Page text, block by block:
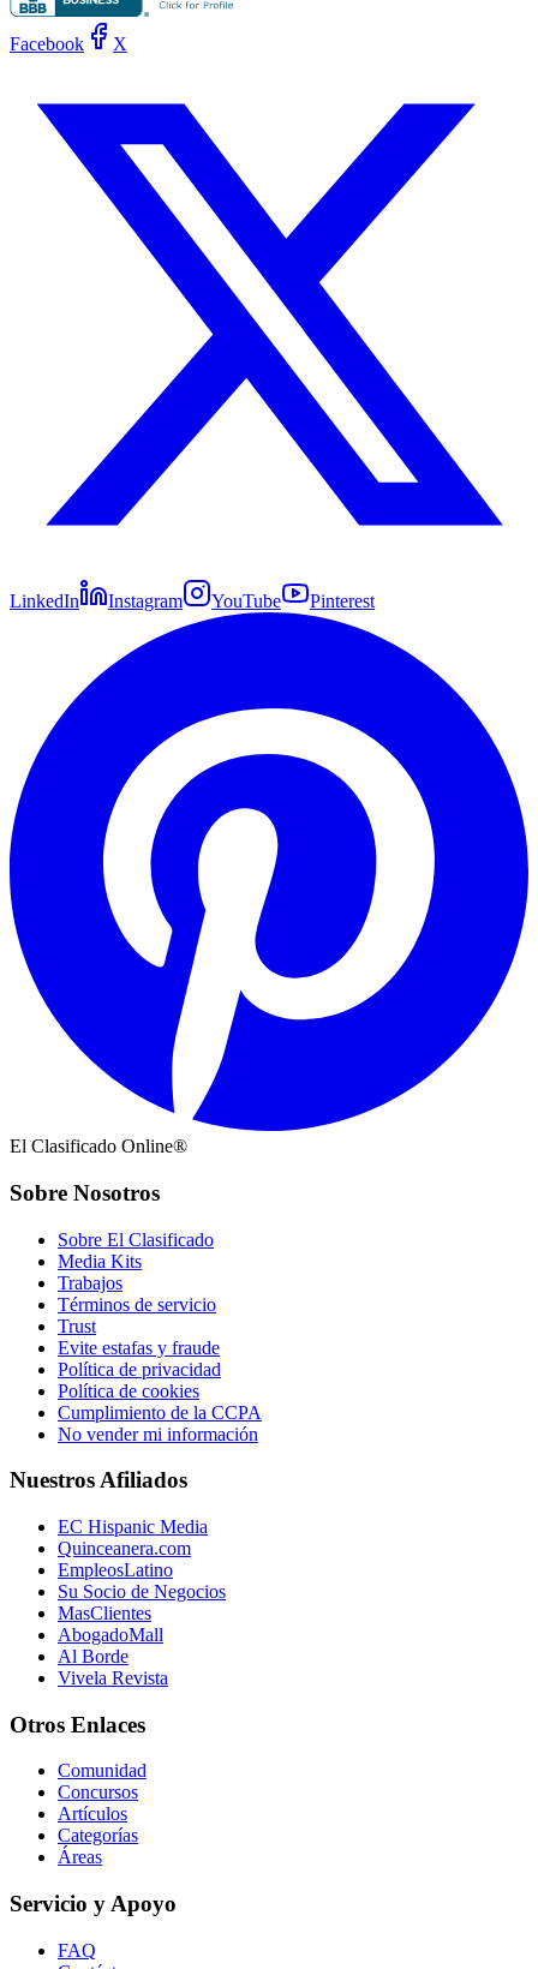
Facebook X
LinkedIn Instagram YouTube Pinterest
El Clasificado Online®
Sobre Nosotros
Sobre El Clasificado
Media Kits
Trabajos
Términos de servicio
Trust
Evite estafas y fraude
Política de privacidad
Política de cookies
Cumplimiento de la CCPA
No vender mi información
Nuestros Afiliados
EC Hispanic Media
Quinceanera.com
EmpleosLatino
Su Socio de Negocios
MasClientes
AbogadoMall
Al Borde
Vivela Revista
Otros Enlaces
Comunidad
Concursos
Artículos
Categorías
Áreas
Servicio y Apoyo
FAQ